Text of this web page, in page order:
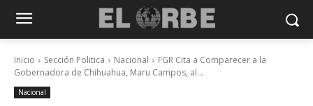
Inicio Sección Politica Nacional
FGR Cita a Comparecer a la
Gobernadora de Chihuahua, Maru Campos, al...
Nacional